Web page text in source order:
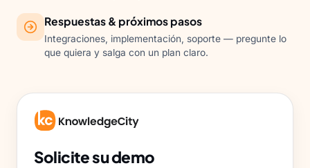
Respuestas & próximos pasos
Integraciones, implementación, soporte — pregunte lo
que quiera y salga con un plan claro.
Solicite su demo